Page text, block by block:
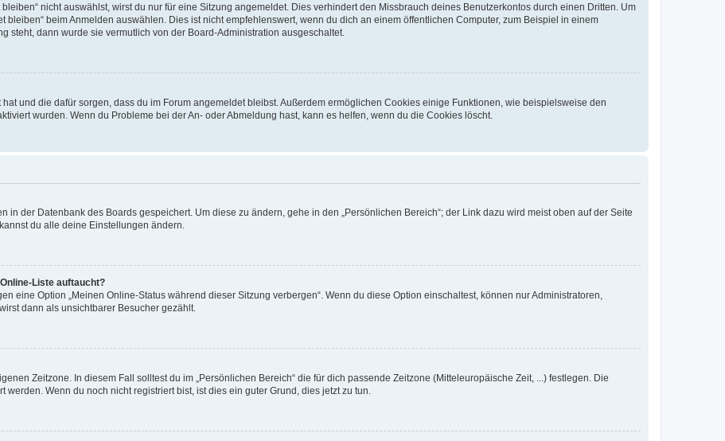
nicht auswählst, wirst du nur für eine Sitzung angemeldet. Dies verhindert den Missbrauch deines Benutzerkontos durch einen Dritten. Um
bleiben“ beim Anmelden auswählen. Dies ist nicht empfehlenswert, wenn du dich an einem öffentlichen Computer, zum Beispiel in einem
steht, dann wurde sie vermutlich von der Board-Administration ausgeschaltet.
hat und die dafür sorgen, dass du im Forum angemeldet bleibst. Außerdem ermöglichen Cookies einige Funktionen, wie beispielsweise den
wurden. Wenn du Probleme bei der An- oder Abmeldung hast, kann es helfen, wenn du die Cookies löscht.
in der Datenbank des Boards gespeichert. Um diese zu ändern, gehe in den „Persönlichen Bereich“; der Link dazu wird meist oben auf der Seite
du alle deine Einstellungen ändern.
Liste auftaucht?
eine Option „Meinen Online-Status während dieser Sitzung verbergen“. Wenn du diese Option einschaltest, können nur Administratoren,
dann als unsichtbarer Besucher gezählt.
Zeitzone. In diesem Fall solltest du im „Persönlichen Bereich“ die für dich passende Zeitzone (Mitteleuropäische Zeit, ...) festlegen. Die
Wenn du noch nicht registriert bist, ist dies ein guter Grund, dies jetzt zu tun.